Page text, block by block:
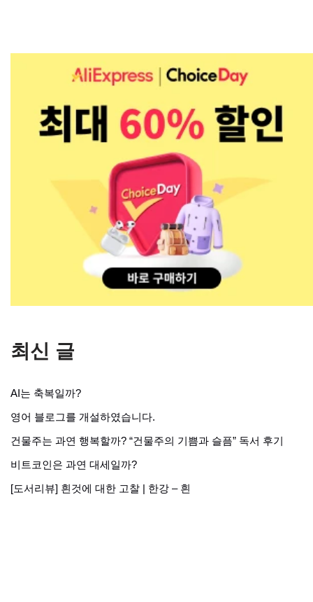
최신 글
AI는 축복일까?
영어 블로그를 개설하였습니다.
건물주는 과연 행복할까? “건물주의 기쁨과 슬픔” 독서 후기
비트코인은 과연 대세일까?
[도서리뷰] 흰것에 대한 고찰 | 한강 – 흰